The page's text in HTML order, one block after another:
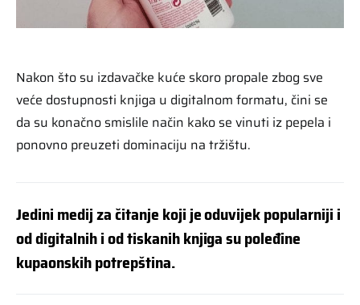
Nakon što su izdavačke kuće skoro propale zbog sve
veće dostupnosti knjiga u digitalnom formatu, čini se
da su konačno smislile način kako se vinuti iz pepela i
ponovno preuzeti dominaciju na tržištu.
Jedini medij za čitanje koji je oduvijek popularniji i
od digitalnih i od tiskanih knjiga su poleđine
kupaonskih potrepština.